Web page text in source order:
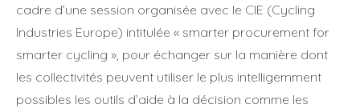
cadre d’une session organisée avec le CIE (Cycling
Industries Europe) intitulée « smarter procurement for
smarter cycling », pour échanger sur la manière dont
les collectivités peuvent utiliser le plus intelligemment
possibles les outils d’aide à la décision comme les